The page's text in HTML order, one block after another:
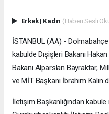
Erkek| Kadın (Haberi Sesli
İSTANBUL (AA) -
kabulde Dışişleri Bakanı
Bakanı Alparslan Bayraktar,
ve MİT Başkanı İbrahim Kalın
İletişim Başkanlığından